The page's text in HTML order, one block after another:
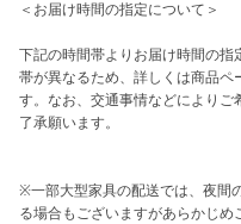
＜お届け時間の指定について＞
下記の時間帯よりお届け時間の指
帯が異なるため、詳しくは商品ペ
す。なお、交通事情などにより
了承願います。
※一部大型家具の配送では、夜間
る場合もございますがあらかじめ